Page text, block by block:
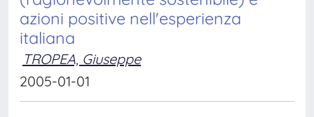
azioni positive nell'esperienza
italiana
TROPEA, Giuseppe
2005-01-01